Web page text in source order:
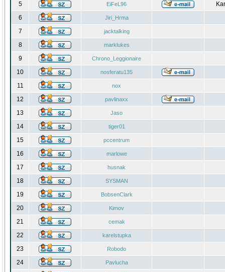
5 EiFeL96
6
Jiri_Hrma
7 jacktalking
8 marklukes
9 Chrono_Leggionaire
10 nosferatu135
11 nox
12 pavlinaxx
13 Jaso
14 tiger01
15 pccentrum
16 marlowe
17 husnak
18 SYSMAN
19 BobsenClark
20 Kimov
21 cemak
22 karelstupka
23 Robodo
24 Pavlucha